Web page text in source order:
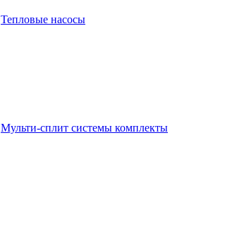
Тепловые насосы
Мульти-сплит системы комплекты